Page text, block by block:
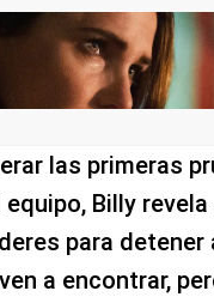
las primeras
Billy
para
a encontrar,